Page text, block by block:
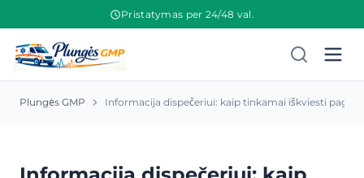
Pristatymas per 24/48 val.
Plungės GMP Informacija dispečeriui: kaip tinkamai iškviesti